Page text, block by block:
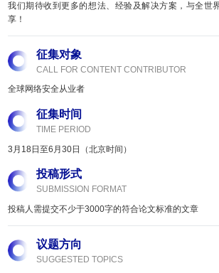
我们期待收到更多的想法、经验及解决方案，与全世
享！
征集对象
CALL FOR CONTENT CONTRIBUTOR
全球网络安全从业者
征集时间
TIME PERIOD
3月18日至6月30日（北京时间）
投稿形式
SUBMISSION FORMAT
投稿人需提交不少于3000字的符合论文标准的文章
议题方向
SUGGESTED TOPICS